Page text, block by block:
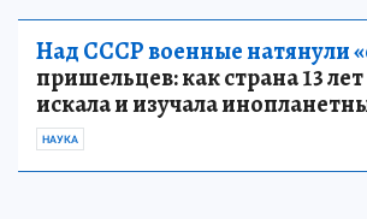
Над СССР военные натянули
пришельцев: как страна 13
искала и изучала
НАУКА